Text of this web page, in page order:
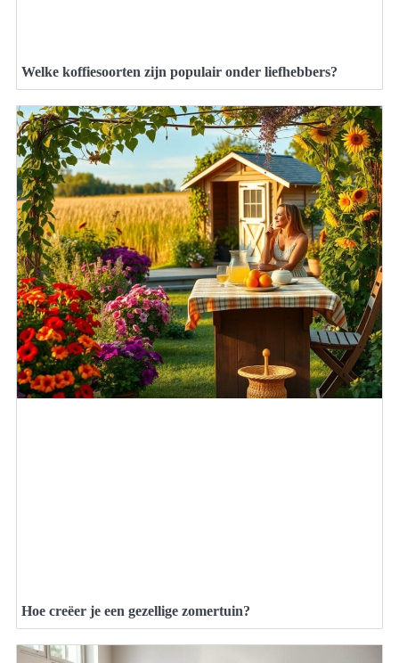
Welke koffiesoorten zijn populair onder liefhebbers?
Hoe creëer je een gezellige zomertuin?